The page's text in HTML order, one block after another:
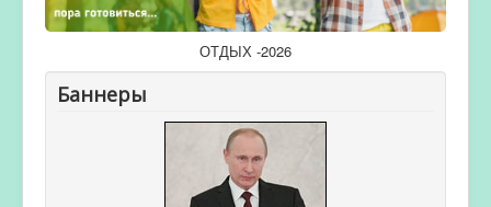
ОТДЫХ -2026
Баннеры